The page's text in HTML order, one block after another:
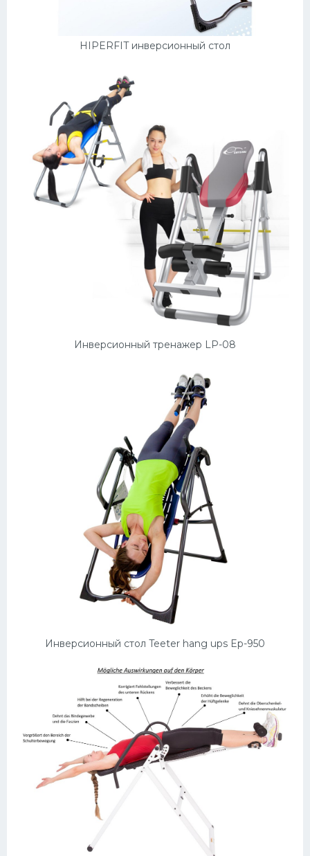
HIPERFIT инверсионный стол
Инверсионный тренажер LP-08
Инверсионный стол Teeter hang ups Ep-950